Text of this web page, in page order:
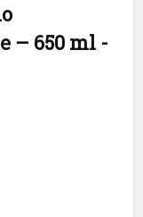
– 650 ml -